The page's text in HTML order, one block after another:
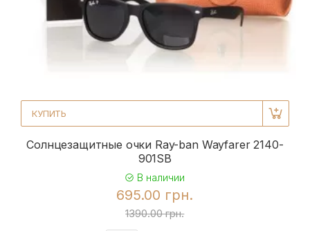
КУПИТЬ
Солнцезащитные очки Ray-ban Wayfarer 2140-
901SB
В наличии
695.00 грн.
1390.00 грн.